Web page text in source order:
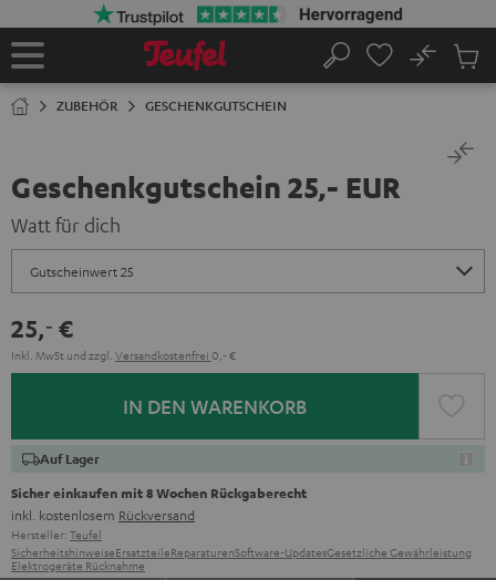
Startseite
Suche
No
ZUBEHÖR GESCHENKGUTSCHEIN
Geschenkgutschein 25,- EUR
Watt für dich
25,‐ €
Inkl. MwSt und zzgl. Versandkostenfrei 0,‐ €
IN DEN WARENKORB
Auf Lager
Sicher einkaufen mit 8 Wochen Rückgaberecht
inkl. kostenlosem Rückversand
Hersteller: Teufel
SicherheitshinweiseErsatzteileReparaturenSoftware-UpdatesGesetzliche Gewährleistung
Elektrogeräte Rücknahme